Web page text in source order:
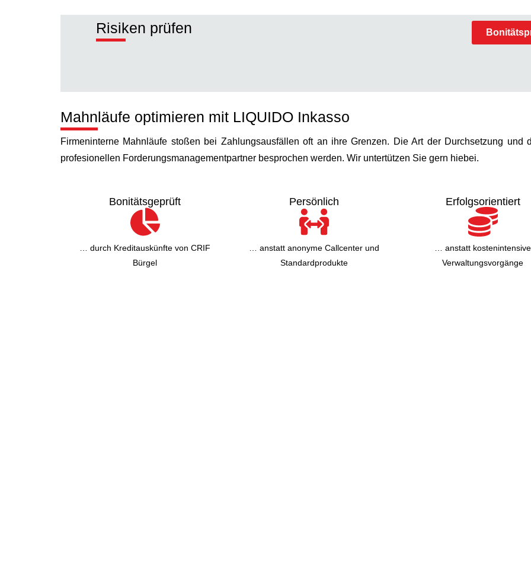
l
i
v
e
:
Risiken prüfen
Mahnläufe optimieren mit LIQUIDO Inkasso
Firmeninterne Mahnläufe stoßen bei Zahlungsausfällen oft an ihre Grenzen. Die Art der Durchsetzung
profesionellen Forderungsmanagementpartner besprochen werden. Wir untertützen Sie gern hiebei.
Bonitätsgeprüft
… durch Kreditauskünfte von CRIF
Bürgel
Persönlich
… anstatt anonyme Callcenter und
Standardprodukte
Erfolgsorientiert
… anstatt kostenintensive
Verwaltungsvorgänge